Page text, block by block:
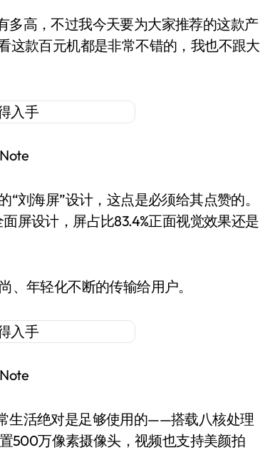
这款百元机都是非常不错的，我也不跟大
刘海屏”设计，这点是必须给其点赞的。
屏设计，屏占比83.4%正面视觉效果还是
年轻化不断的传输给用户。
生活绝对是足够使用的——搭载八核处理
500万像素摄像头，视频也支持美颜拍